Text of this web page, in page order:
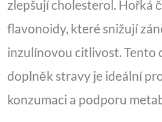
zlepšují cholesterol. Hořká
flavonoidy, které snižují
inzulínovou citlivost. Tento
doplněk stravy je ideální
konzumaci a podporu